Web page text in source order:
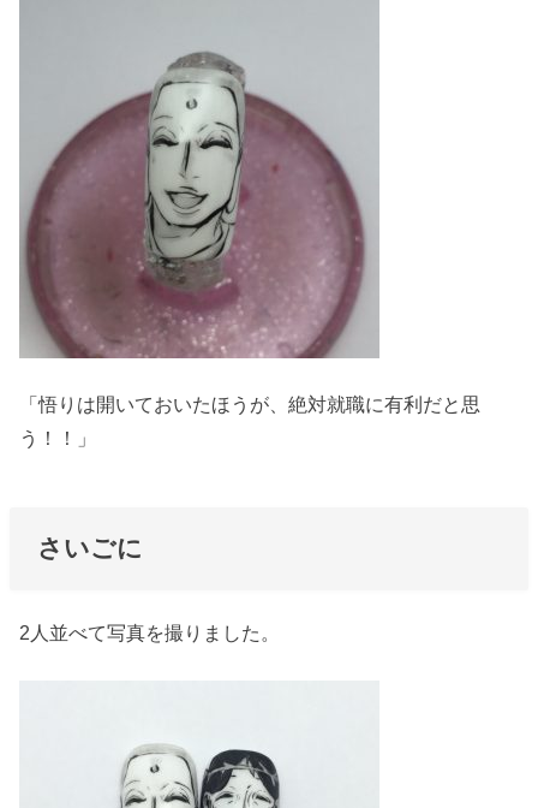
「悟りは開いておいたほうが、絶対就職に有利だと思
う！！」
さいごに
2人並べて写真を撮りました。